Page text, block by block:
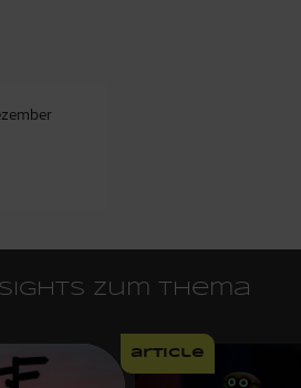
zum Thema
article